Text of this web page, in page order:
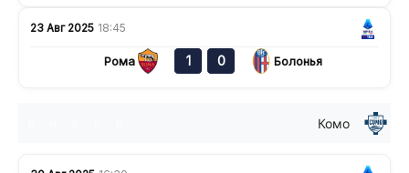
23 Авг 2025 18:45
Рома 1 0 Болонья
Комо